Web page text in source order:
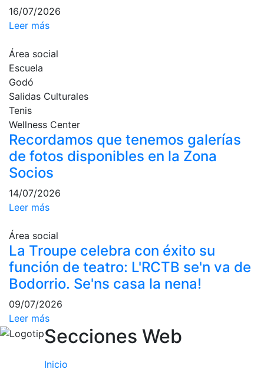
Normativa
Pádel
Escuela de
Pádel
Social de Pádel
juego
Cuadro
d'Honor
Histórico del
Campeonato
Social
Otros deportes
Área social
Activitats
Socials
Salidas
culturales
Conferencias
16/07/2026
Leer más
Área social
Escuela
Godó
Salidas Culturales
Tenis
Wellness Center
Recordamos que tenemos galerías
de fotos disponibles en la Zona
Socios
14/07/2026
Leer más
Área social
La Troupe celebra con éxito su
función de teatro: L'RCTB se'n va de
Bodorrio. Se'ns casa la nena!
09/07/2026
Leer más
Secciones Web
Inicio